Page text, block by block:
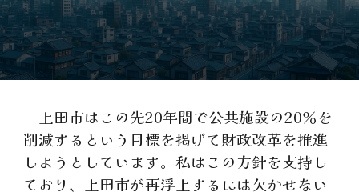
上田市はこの先20年間で公共施設の20％を
削減するという 目標を掲げて財政改革を推進
しようとしています。私はこの方針を支持し
ており、上田市が再浮上するには欠かせない